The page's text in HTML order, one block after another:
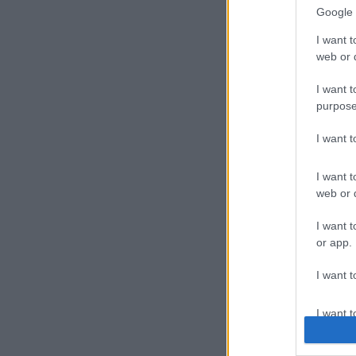
Google
I want
web or
I want
I want
I want
web or
I want
or app.
I want
I want